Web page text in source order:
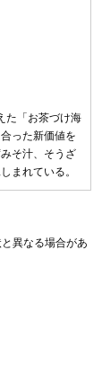
た「お茶づけ海
った新価値を
そ汁、そうざ
まれている。
異なる場合があ